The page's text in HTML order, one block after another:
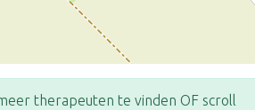
therapeuten te vinden OF scroll